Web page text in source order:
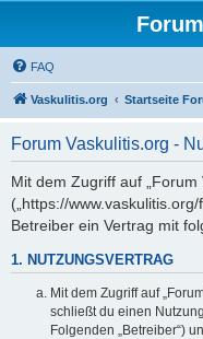
FAQ
Vaskulitis.org Startseite
Forum Vaskulitis.org -
Mit dem Zugriff auf „Forum
(„https://
Betreiber ein Vertrag mit
1. NUTZUNGSVERTRAG
Mit dem Zugriff auf
schließt du einen
Folgenden „Betreiber“)